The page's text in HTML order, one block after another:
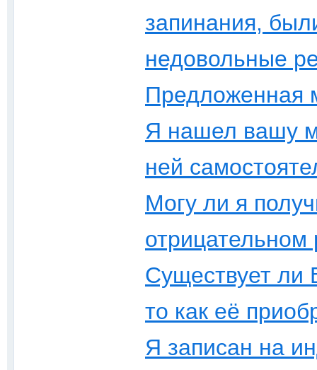
запинания,
недовольные
Предложенная
Я нашел вашу
ней
Могу ли я
отрицательном
Существует ли
то как её
Я записан на